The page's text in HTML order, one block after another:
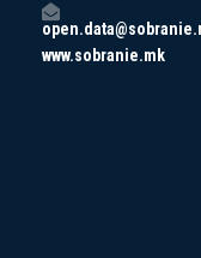
www.sobranie.mk